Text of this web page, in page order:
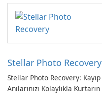
Stellar Photo Recovery
Stellar Photo Recovery: Kayıp
Anılarınızı Kolaylıkla Kurtarın